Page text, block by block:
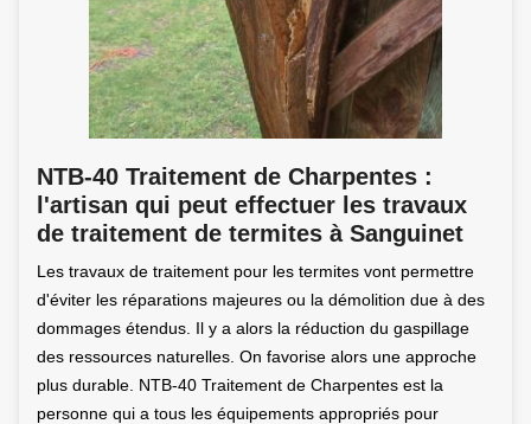
NTB-40 Traitement de Charpentes :
l'artisan qui peut effectuer les travaux
de traitement de termites à Sanguinet
Les travaux de traitement pour les termites vont permettre
d'éviter les réparations majeures ou la démolition due à des
dommages étendus. Il y a alors la réduction du gaspillage
des ressources naturelles. On favorise alors une approche
plus durable. NTB-40 Traitement de Charpentes est la
personne qui a tous les équipements appropriés pour